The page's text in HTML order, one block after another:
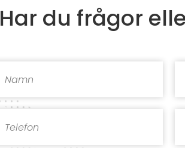
Har du frågor